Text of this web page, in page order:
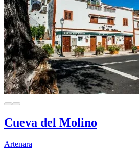
Cueva del Molino
Artenara